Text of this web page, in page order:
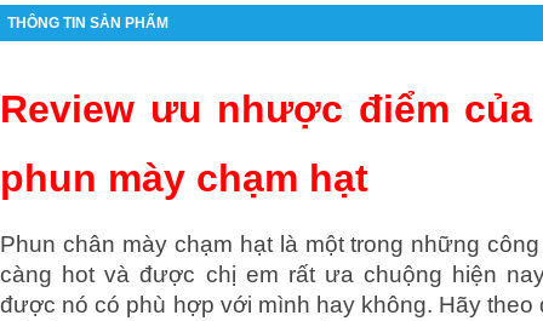
THÔNG TIN SẢN PHẨM
Review ưu nhược điểm
phun mày chạm hạt
Phun chân mày chạm hạt là một trong những
càng hot và được chị em rất ưa chuộng hiện
được nó có phù hợp với mình hay không. Hãy theo